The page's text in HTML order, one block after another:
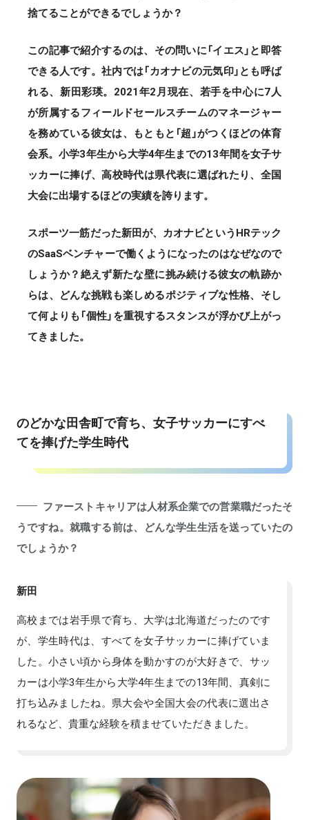
捨てることができるでしょうか？
この記事で紹介するのは、その問いに「イエス」と即答
できる人です。社内では「カオナビの元気印」とも呼ば
れる、新田彩瑛。2021年2月現在、若手を中心に7人
が所属するフィールドセールスチームのマネージャー
を務めている彼女は、もともと「超」がつくほどの体育
会系。小学3年生から大学4年生までの13年間を女子サ
ッカーに捧げ、高校時代は県代表に選ばれたり、全国
大会に出場するほどの実績を誇ります。
スポーツ一筋だった新田が、カオナビというHRテック
のSaaSベンチャーで働くようになったのはなぜなので
しょうか？絶えず新たな壁に挑み続ける彼女の軌跡か
らは、どんな挑戦も楽しめるポジティブな性格、そし
て何よりも「個性」を重視するスタンスが浮かび上がっ
てきました。
のどかな田舎町で育ち、女子サッカーにすべ
てを捧げた学生時代
ファーストキャリアは人材系企業での営業職だったそ
うですね。就職する前は、どんな学生生活を送っていたの
でしょうか？
新田
高校までは岩手県で育ち、大学は北海道だったのです
が、学生時代は、すべてを女子サッカーに捧げていま
した。小さい頃から身体を動かすのが大好きで、サッ
カーは小学3年生から大学4年生までの13年間、真剣に
打ち込みましたね。県大会や全国大会の代表に選出さ
れるなど、貴重な経験を積ませていただきました。